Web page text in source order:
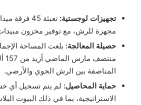
تجهيزات لوجستية:
مجهزة للرش، مع توفير مخزون مبيدات يتجاوز
حصيلة المعالجة: بلغت المساحة
المناصفة بين الرش الجوي والأرضي.
حماية المحاصيل: لم يتم تسجيل أي
الاستراتيجية، بما في ذلك البيوت